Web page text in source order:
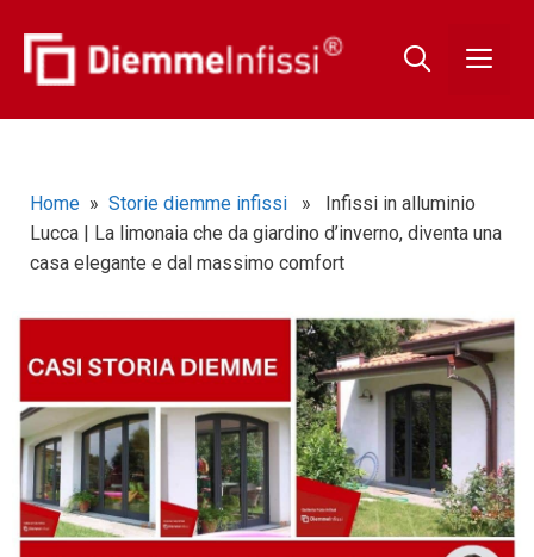
Home » Storie diemme infissi » Infissi in alluminio
Lucca | La limonaia che da giardino d’inverno, diventa una
casa elegante e dal massimo comfort